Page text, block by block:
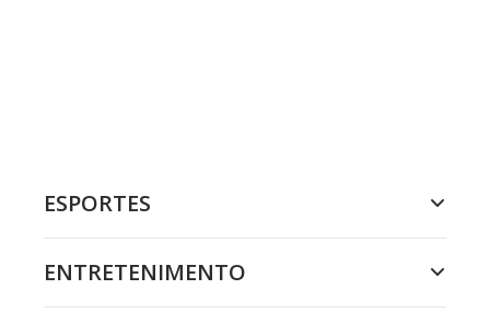
ESPORTES
ENTRETENIMENTO